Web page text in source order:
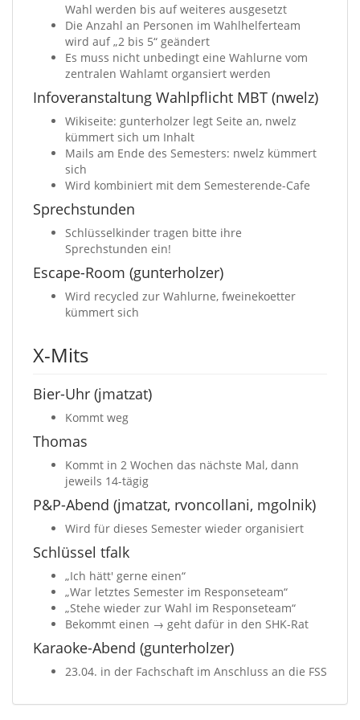
Wahl werden bis auf weiteres ausgesetzt
Die Anzahl an Personen im Wahlhelferteam
wird auf „2 bis 5“ geändert
Es muss nicht unbedingt eine Wahlurne vom
zentralen Wahlamt organsiert werden
Infoveranstaltung Wahlpflicht MBT (nwelz)
Wikiseite: gunterholzer legt Seite an, nwelz
kümmert sich um Inhalt
Mails am Ende des Semesters: nwelz kümmert
sich
Wird kombiniert mit dem Semesterende-Cafe
Sprechstunden
Schlüsselkinder tragen bitte ihre
Sprechstunden ein!
Escape-Room (gunterholzer)
Wird recycled zur Wahlurne, fweinekoetter
kümmert sich
X-Mits
Bier-Uhr (jmatzat)
Kommt weg
Thomas
Kommt in 2 Wochen das nächste Mal, dann
jeweils 14-tägig
P&P-Abend (jmatzat, rvoncollani, mgolnik)
Wird für dieses Semester wieder organisiert
Schlüssel tfalk
„Ich hätt' gerne einen“
„War letztes Semester im Responseteam“
„Stehe wieder zur Wahl im Responseteam“
Bekommt einen → geht dafür in den SHK-Rat
Karaoke-Abend (gunterholzer)
23.04. in der Fachschaft im Anschluss an die FSS